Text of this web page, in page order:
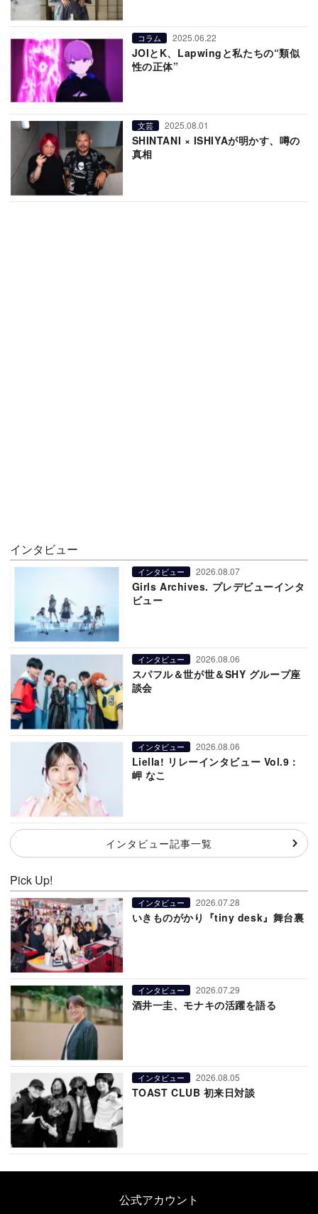
コラム 2025.06.22
JOIとK、Lapwingと私たちの“類似
性の正体”
文芸 2025.08.01
SHINTANI × ISHIYAが明かす、噂の
真相
インタビュー
インタビュー 2026.08.07
Girls Archives. プレデビューインタ
ビュー
インタビュー 2026.08.06
スパフル＆世が世＆SHY グループ座
談会
インタビュー 2026.08.06
Liella! リレーインタビュー Vol.9：
岬 なこ
インタビュー記事一覧
Pick Up!
インタビュー 2026.07.28
いきものがかり『tiny desk』舞台裏
インタビュー 2026.07.29
酒井一圭、モナキの活躍を語る
インタビュー 2026.08.05
TOAST CLUB 初来日対談
公式アカウント